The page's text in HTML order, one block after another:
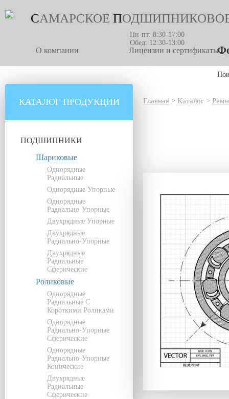
САМАРСКОЕ П
Пн-пт: 8:30-17:00
Обед: 12:30-13:00
О компании Лицензии и сертификаты
КАТАЛОГ ПРОДУКЦИИ
ПОДШИПНИКИ
Шариковые
Однорядные
Радиальные
Однорядные Упорные
Однорядные
Радиально-Упорные
Двухрядные Упорные
Двухрядные
Радиально-Упорные
Двухрядные
Радиальные
Сферические
Роликовые
Однорядные
Радиальные С
Короткими Роликами
Однорядные
Радиально-Упорные
Сферические
Однорядные
Радиально-Упорные
Конические
Двухрядные
Радиальные
Сферические
Главная > Каталог >